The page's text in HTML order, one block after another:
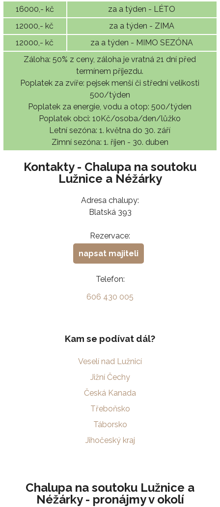
16000,- kč
za a týden - LÉTO
12000,- kč
za a týden - ZIMA
12000,- kč
za a týden - MIMO SEZÓNA
Záloha: 50% z ceny, záloha je vratná 21 dní před
termínem příjezdu.
Poplatek za zvíře: pejsek menší či střední velikosti
500/týden
Poplatek za energie, vodu a otop: 500/týden
Poplatek obci: 10Kč/osoba/den/lůžko
Letní sezóna: 1. května do 30. září
Zimní sezóna: 1. říjen - 30. duben
Kontakty - Chalupa na soutoku
Lužnice a Néžárky
Adresa chalupy:
Blatská 393
Rezervace:
napsat majiteli
Telefon:
606 430 005
Kam se podívat dál?
Veselí nad Lužnicí
Jižní Čechy
Česká Kanada
Třeboňsko
Táborsko
Jihočeský kraj
Chalupa na soutoku Lužnice a
Néžárky - pronájmy v okolí